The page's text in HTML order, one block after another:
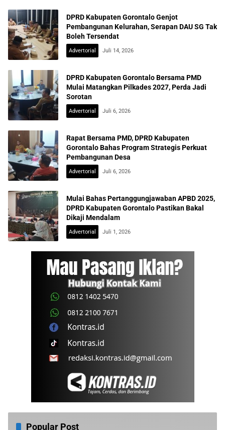
DPRD Kabupaten Gorontalo Genjot
Pembangunan Kelurahan, Serapan DAU SG Tak
Boleh Tersendat
Advertorial Juli 14, 2026
DPRD Kabupaten Gorontalo Bersama PMD
Mulai Matangkan Pilkades 2027, Perda Jadi
Sorotan
Advertorial Juli 6, 2026
Rapat Bersama PMD, DPRD Kabupaten
Gorontalo Bahas Program Strategis Perkuat
Pembangunan Desa
Advertorial Juli 6, 2026
Mulai Bahas Pertanggungjawaban APBD 2025,
DPRD Kabupaten Gorontalo Pastikan Bakal
Dikaji Mendalam
Advertorial Juli 1, 2026
Popular Post